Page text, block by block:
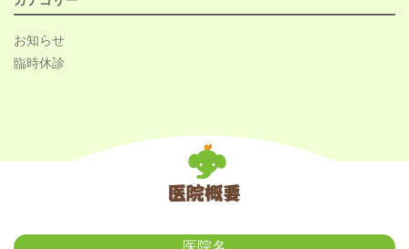
お知らせ
臨時休診